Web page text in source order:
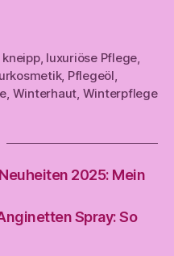
kneipp, luxuriöse Pflege,
, Pflegeöl,
, Winterhaut, Winterpflege
2025: Mein
Spray: So